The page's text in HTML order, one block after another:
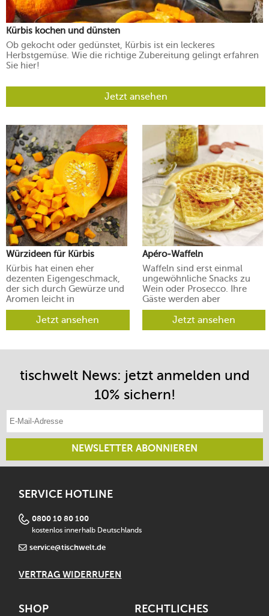
Kürbis kochen und dünsten
Ob gekocht oder gedünstet, Kürbis ist ein leckeres
Herbstgemüse. Wie die richtige Zubereitung gelingt erfahren
Sie hier!
Jetzt ansehen
Würzideen für Kürbis
Kürbis hat einen eher
dezenten Eigengeschmack,
der sich durch Gewürze und
Aromen leicht in
verschiedene Richtungen
lenken lässt.Jetzt ansehen
Apéro-Waffeln
Waffeln sind erst einmal
ungewöhnliche Snacks zu
Wein oder Prosecco. Ihre
Gäste werden aber
begeistert sein.
Jetzt ansehen
tischwelt News: jetzt anmelden und
10% sichern!
NEWSLETTER ABONNIEREN
SERVICE HOTLINE
0800 10 80 100
kostenlos innerhalb Deutschlands
service@tischwelt.de
VERTRAG WIDERRUFEN
SHOP RECHTLICHES